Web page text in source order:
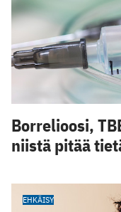
Borrelioosi,
niistä pitää
EHKÄISY